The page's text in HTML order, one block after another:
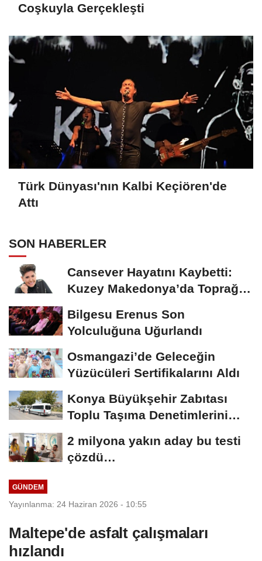
Coşkuyla Gerçekleşti
Türk Dünyası'nın Kalbi Keçiören'de
Attı
SON HABERLER
Cansever Hayatını Kaybetti:
Kuzey Makedonya’da Toprağa
Bilgesu Erenus Son
Yolculuğuna Uğurlandı
Osmangazi’de Geleceğin
Yüzücüleri Sertifikalarını Aldı
Konya Büyükşehir Zabıtası
Toplu Taşıma Denetimlerini
2 milyona yakın aday bu testi
çözdü…
GÜNDEM
Yayınlanma: 24 Haziran 2026 - 10:55
Maltepe'de asfalt çalışmaları
hızlandı